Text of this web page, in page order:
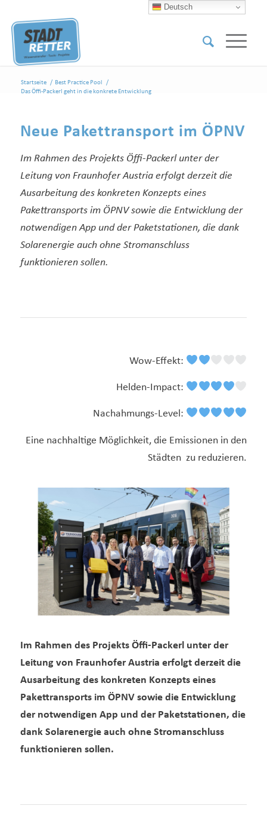
Startseite / Best Practice Pool
/
Das Öffi-Packerl geht in die konkrete Entwicklung
Neue Pakettransport im ÖPNV
Im Rahmen des Projekts Öffi-Packerl unter der
Leitung von Fraunhofer Austria erfolgt derzeit die
Ausarbeitung des konkreten Konzepts eines
Pakettransports im ÖPNV sowie die Entwicklung der
notwendigen App und der Paketstationen, die dank
Solarenergie auch ohne Stromanschluss
funktionieren sollen.
Wow-Effekt:
Helden-Impact:
Nachahmungs-Level:
Eine nachhaltige Möglichkeit, die Emissionen in den
Städten zu reduzieren.
Im Rahmen des Projekts Öffi-Packerl unter der
Leitung von Fraunhofer Austria erfolgt derzeit die
Ausarbeitung des konkreten Konzepts eines
Pakettransports im ÖPNV sowie die Entwicklung
der notwendigen App und der Paketstationen, die
dank Solarenergie auch ohne Stromanschluss
funktionieren sollen.
Deutsch